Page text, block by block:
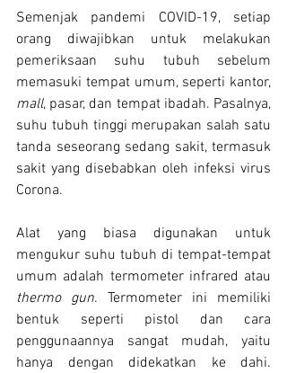
Semenjak pandemi COVID-19, setiap
orang diwajibkan untuk melakukan
pemeriksaan suhu tubuh sebelum
memasuki tempat umum, seperti kantor
mall, pasar, dan tempat ibadah. Pasalnya,
suhu tubuh tinggi merupakan salah satu
tanda seseorang sedang sakit, termasuk
sakit yang disebabkan oleh infeksi virus
Corona.
Alat yang biasa digunakan untuk
mengukur suhu tubuh di tempat-tempat
thermo gun. Termometer ini memiliki
bentuk seperti pistol dan cara
penggunaannya sangat mudah, yaitu
hanya dengan didekatkan ke dahi.